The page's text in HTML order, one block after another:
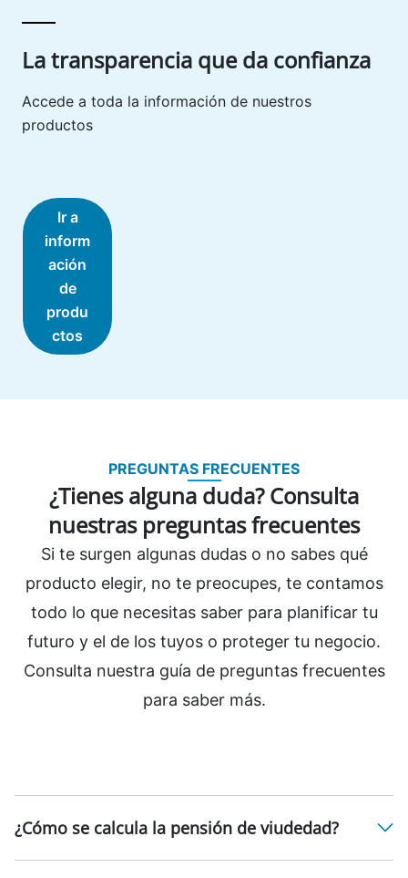
La transparencia que da confianza
Accede a toda la información de nuestros
productos
Ir a
inform
ación
de
produ
ctos
PREGUNTAS FRECUENTES
¿Tienes alguna duda? Consulta
nuestras preguntas frecuentes
Si te surgen algunas dudas o no sabes qué
producto elegir, no te preocupes, te contamos
todo lo que necesitas saber para planificar tu
futuro y el de los tuyos o proteger tu negocio.
Consulta nuestra guía de preguntas frecuentes
para saber más.
¿Cómo se calcula la pensión de viudedad?